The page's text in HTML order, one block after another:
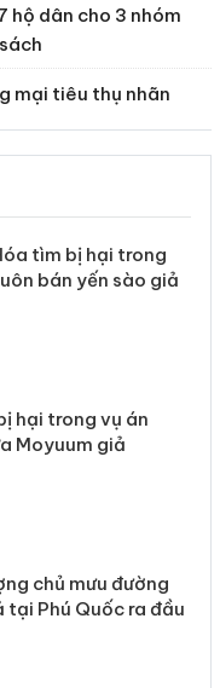
hộ dân cho 3 nhóm
mại tiêu thụ nhãn
vi phạm thương
hộ kinh doanh bán
hiệu Adidas, Nike
công khai hàng
lậu, bảo vệ môi